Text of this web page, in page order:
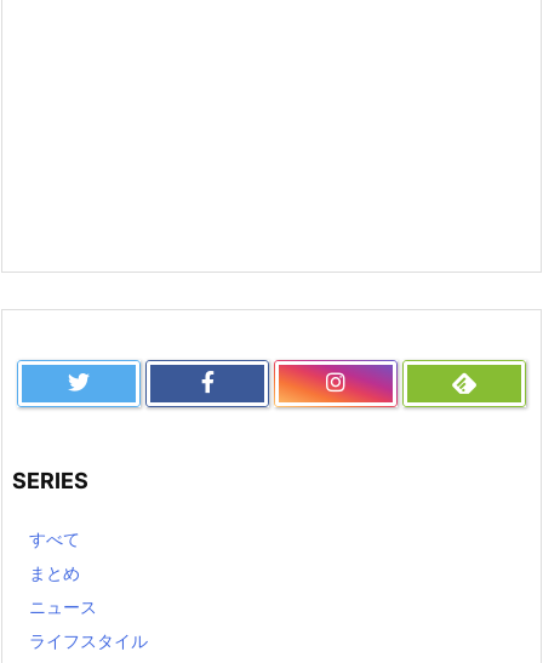
SERIES
すべて
まとめ
ニュース
ライフスタイル